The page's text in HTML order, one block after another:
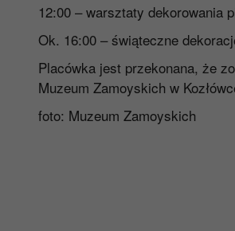
12:00 – warsztaty dekorowania
Ok. 16:00 – świąteczne
Placówka jest przekonana, że
Muzeum Zamoyskich w
foto: Muzeum Zamoyskich